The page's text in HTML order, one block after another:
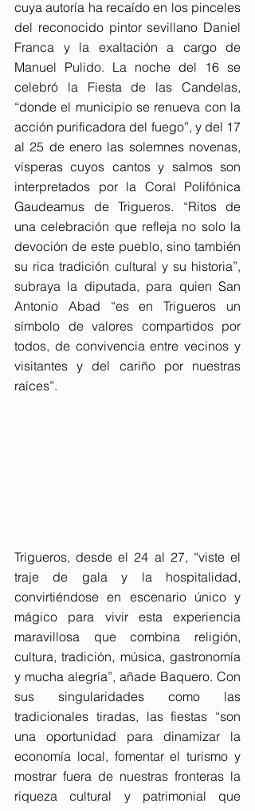
cuya autoría ha recaído en los pinceles
del reconocido pintor sevillano Daniel
Franca y la exaltación a cargo de
Manuel Pulido. La noche del 16 se
celebró la Fiesta de las Candelas,
“donde el municipio se renueva con la
acción purificadora del fuego”, y del 17
al 25 de enero las solemnes novenas,
vísperas cuyos cantos y salmos son
interpretados por la Coral Polifónica
Gaudeamus de Trigueros. “Ritos de
una celebración que refleja no solo la
devoción de este pueblo, sino también
su rica tradición cultural y su historia”,
subraya la diputada, para quien San
Antonio Abad “es en Trigueros un
símbolo de valores compartidos por
todos, de convivencia entre vecinos y
visitantes y del cariño por nuestras
raíces”.
Trigueros, desde el 24 al 27, “viste el
traje de gala y la hospitalidad,
convirtiéndose en escenario único y
mágico para vivir esta experiencia
maravillosa que combina religión,
cultura, tradición, música, gastronomía
y mucha alegría”, añade Baquero. Con
sus singularidades como las
tradicionales tiradas, las fiestas “son
una oportunidad para dinamizar la
economía local, fomentar el turismo y
mostrar fuera de nuestras fronteras la
riqueza cultural y patrimonial que